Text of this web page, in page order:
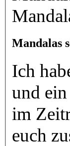
Mandalas
Ich
und
im Zeitraffer die Entstehung einer
euch